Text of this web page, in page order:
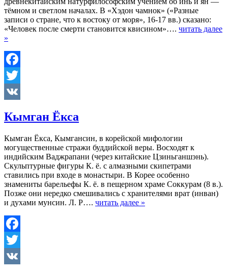
тёмном и светлом началах. В «Хэдон чамнок» («Разные
записи о стране, что к востоку от моря», 16-17 вв.) сказано:
«Человек после смерти становится квисином»…. читать далее
»
Facebook
Twitter
Кымган Ёкса
Кымган Ёкса, Кымгансин, в корейской мифологии
могущественные стражи буддийской веры. Восходят к
индийским Ваджрапани (через китайские Цзиньганшэнь).
Скульптурные фигуры К. ё. с алмазными скипетрами
ставились при входе в монастыри. В Корее особенно
знамениты барельефы К. ё. в пещерном храме Соккурам (8 в.).
Позже они нередко смешивались с хранителями врат (инван)
и духами мунсин. Л. Р…. читать далее »
Facebook
Twitter